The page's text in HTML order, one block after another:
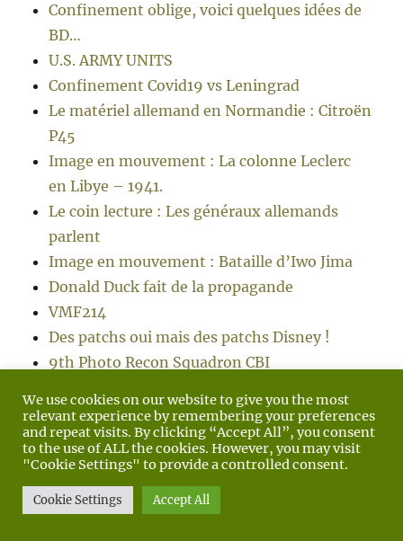
Confinement oblige, voici quelques idées de
BD…
U.S. ARMY UNITS
Confinement Covid19 vs Leningrad
Le matériel allemand en Normandie : Citroën
P45
Image en mouvement : La colonne Leclerc
en Libye – 1941.
Le coin lecture : Les généraux allemands
parlent
Image en mouvement : Bataille d’Iwo Jima
Donald Duck fait de la propagande
VMF214
Des patchs oui mais des patchs Disney !
9th Photo Recon Squadron CBI
Joyeux Noël Sainte-Mère
Prison de Spandau
A date which will live in infamy
Le vrai James Bond
Happy Halloween
We use cookies on our website to give you the most
relevant experience by remembering your preferences
and repeat visits. By clicking “Accept All”, you consent
to the use of ALL the cookies. However, you may visit
"Cookie Settings" to provide a controlled consent.
Cookie Settings Accept All